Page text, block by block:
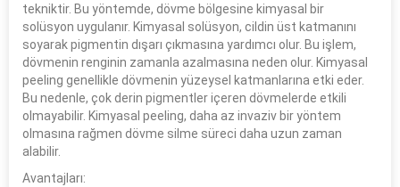
tekniktir. Bu yöntemde, dövme bölgesine kimyasal bir
solüsyon uygulanır. Kimyasal solüsyon, cildin üst katmanını
soyarak pigmentin dışarı çıkmasına yardımcı olur. Bu işlem,
dövmenin renginin zamanla azalmasına neden olur. Kimyasal
peeling genellikle dövmenin yüzeysel katmanlarına etki eder.
Bu nedenle, çok derin pigmentler içeren dövmelerde etkili
olmayabilir. Kimyasal peeling, daha az invaziv bir yöntem
olmasına rağmen dövme silme süreci daha uzun zaman
alabilir.
Avantajları: